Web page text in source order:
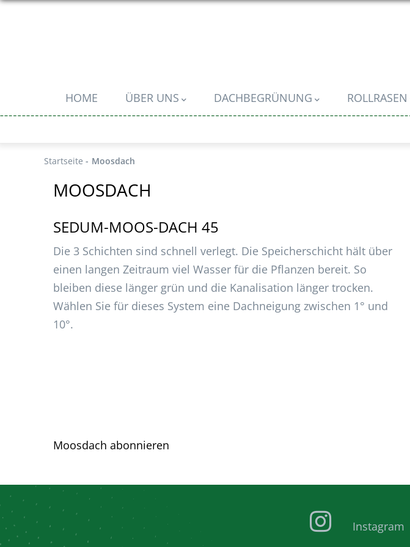
NAVIGATION
HOME ÜBER UNS DACHBEGRÜNUNG ROLLRASEN
Startseite - Moosdach
MOOSDACH
SEDUM-MOOS-DACH 45
Die 3 Schichten sind schnell verlegt. Die Speicherschicht hält über
einen langen Zeitraum viel Wasser für die Pflanzen bereit. So
bleiben diese länger grün und die Kanalisation länger trocken.
Wählen Sie für dieses System eine Dachneigung zwischen 1° und
10°.
Moosdach abonnieren
Instagram